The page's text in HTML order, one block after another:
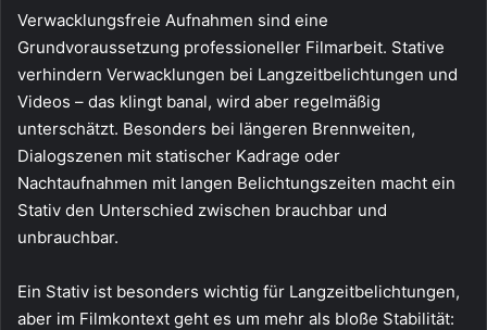
Verwacklungsfreie Aufnahmen sind eine
Grundvoraussetzung professioneller Filmarbeit. Stative
verhindern Verwacklungen bei Langzeitbelichtungen und
Videos – das klingt banal, wird aber regelmäßig
unterschätzt. Besonders bei längeren Brennweiten,
Dialogszenen mit statischer Kadrage oder
Nachtaufnahmen mit langen Belichtungszeiten macht ein
Stativ den Unterschied zwischen brauchbar und
unbrauchbar.
Ein Stativ ist besonders wichtig für Langzeitbelichtungen,
aber im Filmkontext geht es um mehr als bloße Stabilität: